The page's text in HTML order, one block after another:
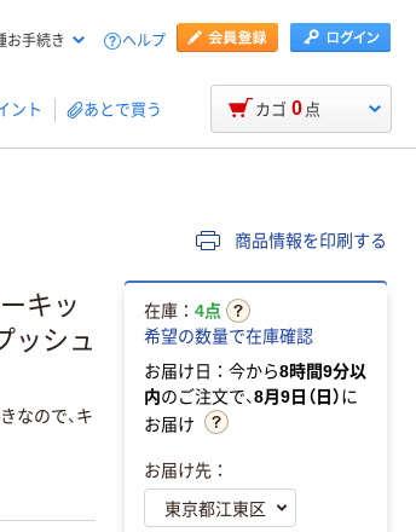
お手続き ヘルプ
ント あとで買う カゴ 0 点
商品情報を印刷する
キッ
ッシュ
なので、キ
在庫： 4点
希望の数量で在庫確認
お届け日：今から8時間9分以
内のご注文で、8月9日（日）に
お届け
お届け先：